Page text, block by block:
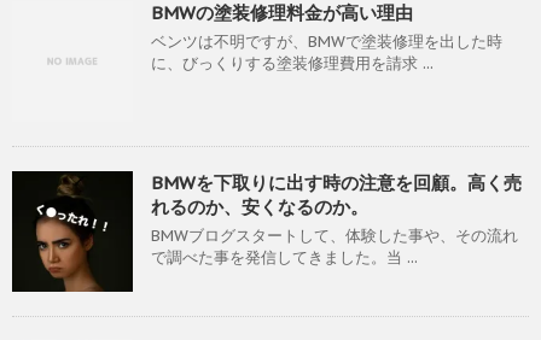
BMWの塗装修理料金が高い理由
ベンツは不明ですが、BMWで塗装修理を出した時
に、びっくりする塗装修理費用を請求 ...
BMWを下取りに出す時の注意を回顧。高く売
れるのか、安くなるのか。
BMWブログスタートして、体験した事や、その流れ
で調べた事を発信してきました。当 ...